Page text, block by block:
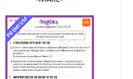
PREMIUM